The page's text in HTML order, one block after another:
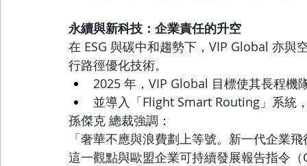
永續與新科技：企業責任的升空
在 ESG 與碳中和趨勢下，VIP Global 亦與
行路徑優化技術。
2025 年，VIP Global 目標使其長程機
並導入「Flight Smart Routing」系統
孫傑克 總裁強調：
「奢華不應與浪費劃上等號。新一代企業
這一觀點與歐盟企業可持續發展報告指令